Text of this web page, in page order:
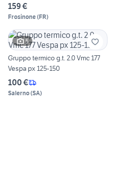
159 €
Frosinone(FR)
5
Gruppo termico g.t. 2.0 Vmc 177
Vespa px 125-150
100 €
Salerno(SA)